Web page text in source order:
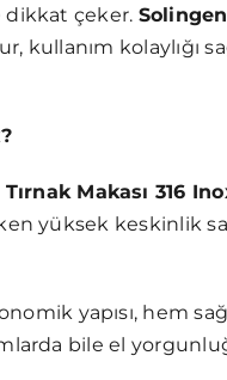
dikkat çeker.
kullanım kolaylığı
Makası 316
yüksek keskinlik
yapısı, hem
bile el